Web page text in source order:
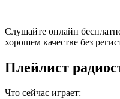
Cлушайте онлайн
хорошем качестве без
Плейлист
Что сейчас играет: